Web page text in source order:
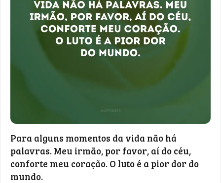
Para alguns momentos da vida não há
palavras. Meu irmão, por favor, aí do céu,
conforte meu coração. O luto é a pior dor do
mundo.